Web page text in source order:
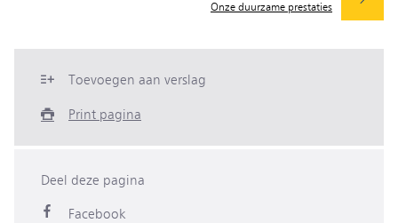
Onze duurzame prestaties
Toevoegen aan verslag
Print pagina
Deel deze pagina
Facebook